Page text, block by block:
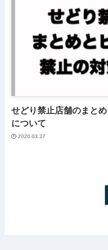
せどり禁止店舗のまと
について
2020.03.27